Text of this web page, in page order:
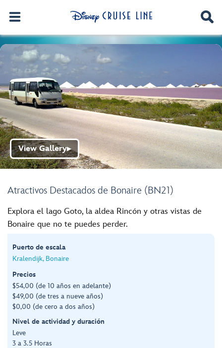
Atractivos Destacados de Bonaire (BN21)
View Gallery▶
Explora el lago Goto, la aldea Rincón y otras vistas de
Bonaire que no te puedes perder.
Puerto de escala
Kralendijk, Bonaire
Precios
$54,00 (de 10 años en adelante)
$49,00 (de tres a nueve años)
$0,00 (de cero a dos años)
Nivel de actividad y duración
Leve
3 a 3.5 Horas